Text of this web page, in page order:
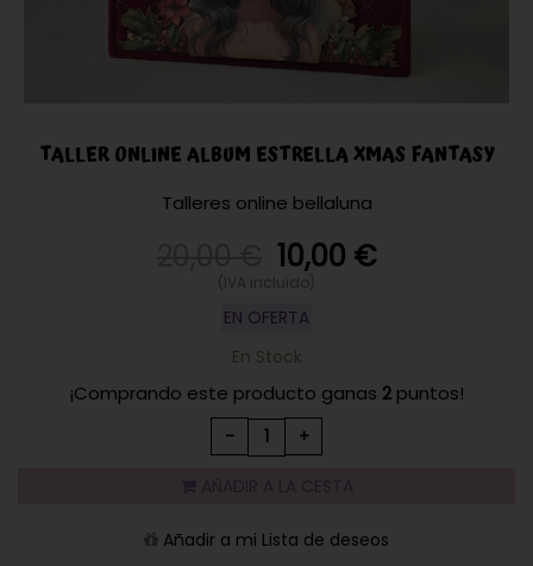
TALLER ONLINE ALBUM ESTRELLA XMAS FANTASY
Talleres online bellaluna
10,00 €
(IVA incluido)
EN OFERTA
En Stock
¡Comprando este producto ganas 2 puntos!
- +
Añadir a mi Lista de deseos